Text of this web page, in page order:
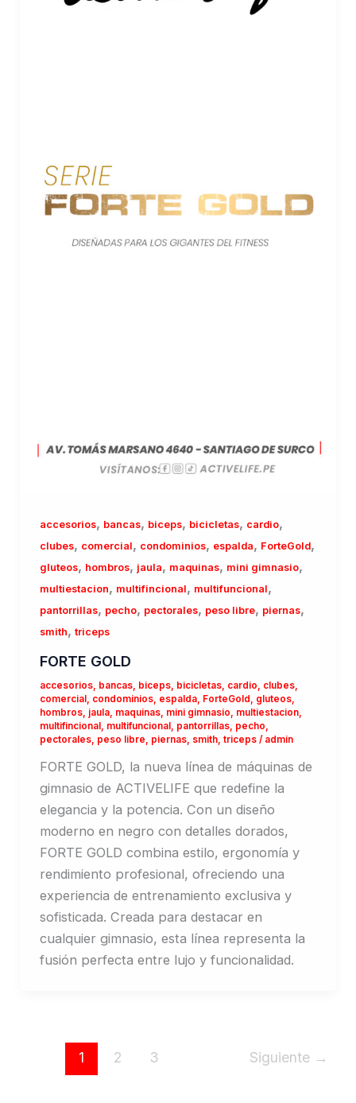
accesorios, bancas, biceps, bicicletas, cardio,
clubes, comercial, condominios, espalda, ForteGold,
gluteos, hombros, jaula, maquinas, mini gimnasio,
multiestacion, multifincional, multifuncional,
pantorrillas, pecho, pectorales, peso libre, piernas,
smith, triceps
FORTE GOLD
accesorios, bancas, biceps, bicicletas, cardio, clubes,
comercial , condominios, espalda, ForteGold , gluteos,
hombros, jaula, maquinas, mini gimnasio, multiestacion,
multifincional , multifuncional , pantorrillas, pecho,
pectorales, peso libre, piernas, smith, triceps/ admin
FORTE GOLD, la nueva línea de máquinas de
gimnasio de ACTIVELIFE que redefine la
elegancia y la potencia. Con un diseño
moderno en negro con detalles dorados,
FORTE GOLD combina estilo, ergonomía y
rendimiento profesional, ofreciendo una
experiencia de entrenamiento exclusiva y
sofisticada. Creada para destacar en
cualquier gimnasio, esta línea representa la
fusión perfecta entre lujo y funcionalidad.
1 2 3 Siguiente →